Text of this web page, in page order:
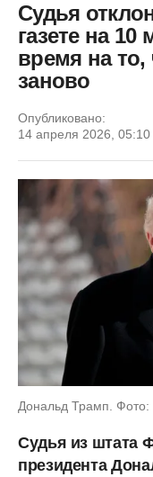
Судья
газете на
время на то,
заново
Опубликовано:
14 апреля 2026, 05:10
Дональд Трамп. Фото:
Судья из штата
президента